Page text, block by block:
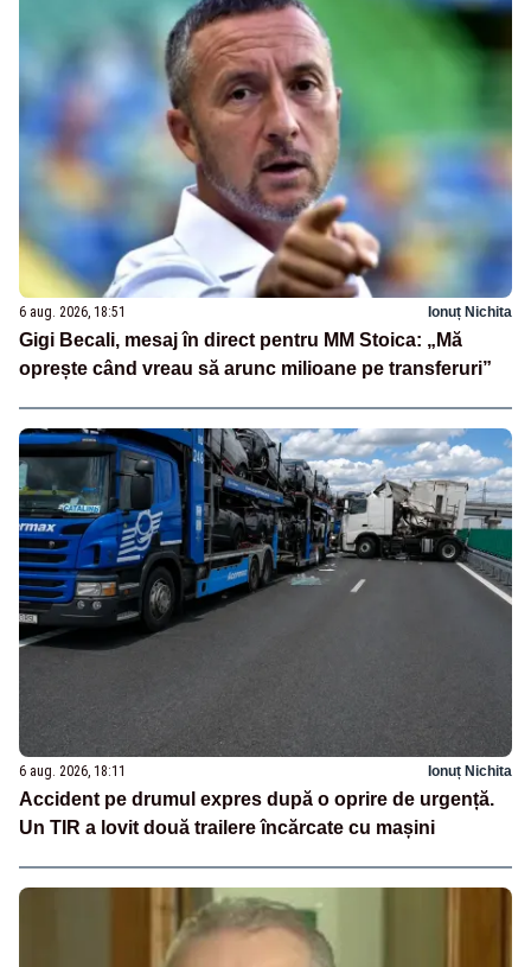
6 aug. 2026, 18:51 Ionuț Nichita
Gigi Becali, mesaj în direct pentru MM Stoica: „Mă
oprește când vreau să arunc milioane pe transferuri”
6 aug. 2026, 18:11 Ionuț Nichita
Accident pe drumul expres după o oprire de urgență.
Un TIR a lovit două trailere încărcate cu mașini